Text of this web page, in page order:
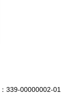
339-00000002-01